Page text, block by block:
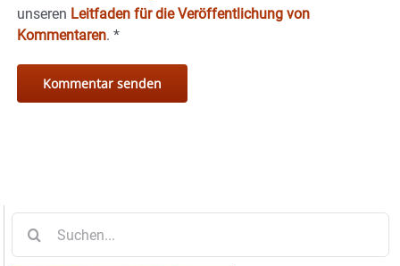
unseren Leitfaden für die Veröffentlichung von
Kommentaren. *
nach: